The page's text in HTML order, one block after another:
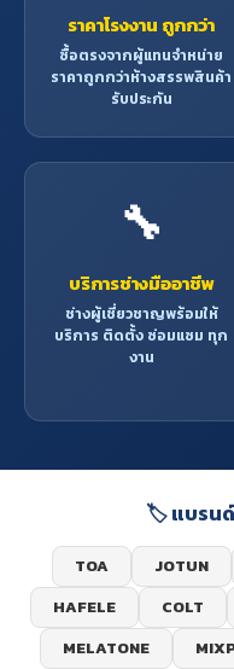
ราคาโรงงาน ถูกกว่า
ซื้อตรงจากผู้แทนจำหน่าย
ราคาถูกกว่าห้างสรรพสินค้า
รับประกัน
🔧
บริการช่างมืออาชีพ
ช่างผู้เชี่ยวชาญพร้อมให้
บริการ ติดตั้ง ซ่อมแซม ทุก
งาน
🏷️ แบรนด์
TOA JOTUN
HAFELE
COLT
MELATONE